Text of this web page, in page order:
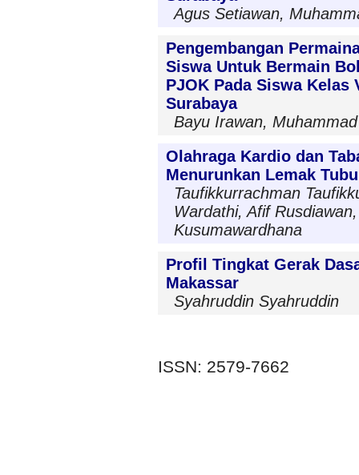
Agus Setiawan,
Pengembangan
Siswa Untuk Bermain
PJOK Pada Siswa
Surabaya
Bayu Irawan,
Olahraga Kardio dan
Menurunkan Lemak
Taufikkurrachman
Wardathi, Afif
Kusumawardhana
Profil Tingkat Gerak
Makassar
Syahruddin Syahruddin
ISSN: 2579-7662